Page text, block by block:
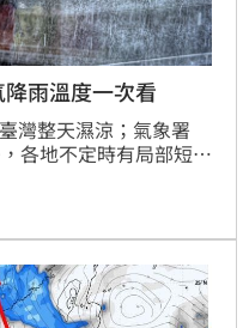
雨溫度一次看
灣整天濕涼；氣象署
各地不定時有局部短暫
外出建議攜帶雨具備